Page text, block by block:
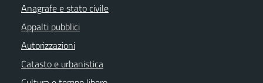
Anagrafe e stato civile
Appalti pubblici
Autorizzazioni
Catasto e urbanistica